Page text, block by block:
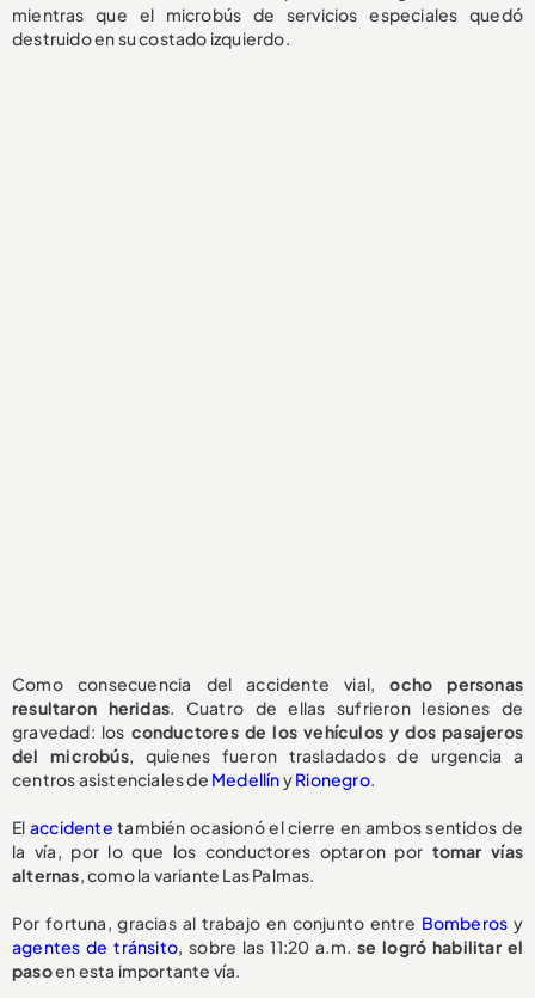
mientras que el microbús de servicios especiales quedó
destruido en su costado izquierdo.
Como consecuencia del accidente vial,ocho personas
resultaron heridas. Cuatro de ellas sufrieron lesiones de
gravedad: los conductores de los vehículos y dos pasajeros
del microbús, quienes fueron trasladados de urgencia a
centros asistenciales de MedellínyRionegro.
El accidente también ocasionó el cierre en ambos sentidos de
la vía, por lo que los conductores optaron por tomar vías
alternas, como la variante Las Palmas.
Por fortuna, gracias al trabajo en conjunto entre Bomberos y
agentes de tránsito, sobre las 11:20 a.m. se logró habilitar el
pasoen esta importante vía.